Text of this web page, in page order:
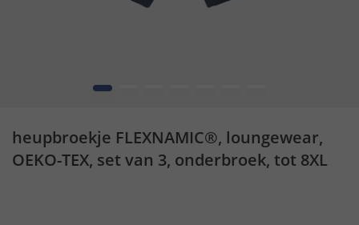
1
heupbroekje FLEXNAMIC®, loungewear,
OEKO-TEX, set van 3, onderbroek, tot 8XL